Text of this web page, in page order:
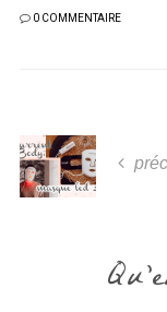
0 COMMENTAIRE